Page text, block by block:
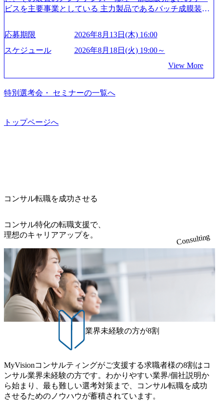
our-vision-production.appspot.com/public/images/20240925204135
_93b1bff3-f71c-4bc9-8bd9-72a8a4826007_1200x554.webp https://
mages/20250502152751_46c65543-87ef-4e86-a85a-8649e1c532f9
_956x512.webp https://storage.googleapis.com/our-vision-producti
on.appspot.com/public/images/20250502152804_ba6aaa1a-9ffc-4f
m/our-vision-production.appspot.com/public/images/202505021528
ング会社で、NRI、NTTDATAと同じく世界のFinTech Ranki
開発、運用保守と言った全工程を行う「一気通貫体制」が
特長 ビジネスへの深い理解を持つコンサルタントが集うXs
報 (https://www.xspear.co.jp/member/)一部抜粋 - 伊勢山 昇吾氏:
広いプロジェクトに従事 - 鈴木健仁氏：新卒でベイカレン
トに入社し最年少ディレクターを経てXspearに参画 - 梶田
威人氏：BCG出身。金融業界における戦略策定、DX戦略立
案、人事組織テーマに強みを持ち、メディア・エンタメ業
界においてはDX戦略立案、NFT等の新規事業立案を得意と
する。 - 藏満 一馬氏：アクセンチュア出身。金融業界を中
心に、DX戦略策定、新規事業立案、組織変革、規制対応等
の幅広いプロジェクトを主導する。 - 天野 善仁氏：19卒Pw
C出身。Xspear最年少シニアマネージャー 社員インタビュー
ページ (https://www.xspear.co.jp/career/interviews/) 戦略だけの
コンサルは終わり──コンサル業界の風雲児に聞く。“これ
から”のコンサルの在り方 (https://www.businessinsider.jp/articl
e/20250205-simplex-xspear/) Xspear Consultingがえるぼし認定
を取得 (https://www.agara.co.jp/article/382811) シンプレクスと
Xspear Consultingが、東京都港区の行政手続き100%デジタル
化を支援 (https://www.afpbb.com/articles/-/3520247) 【未経験
者】 ・年収UPでのオファー ・ワンプールで様々なインダ
ビスを主要事業としている 主力製品であるバッチ成膜装置
世界トップクラスのシェアを有している 技術と対話を通じ
て未来を創造し、社会課題の解決に貢献することを目指し
ている Mission:私たちの技術/私たちの対話 Vision:夢を未来
話 IoT社会の浸透、AIの加速等により半導体需要は世界中で
急伸長しており、それに伴い半導体製造装置の需要も伸長
中 https://storage.googleapis.com/our-vision-production.appspot.co
on-production.appspot.com/public/images/20260224131052_2abe7
cb8-329e-4a45-a8f5-73d9728b2cd7_1200x486.webp https://storag
アドバイザーによる自身のキャリア構築をめざす「キャリ
スタイム制度を実施しており、月単位の決められた労働時
間の範囲内で、出社・退社の時刻を社員の自己裁量に委
ね、ワークライフバランスを図りながら効率的に働くこと
ができる 【休日】 土日祝休みの完全週休2日制 2025年度の
年間休日は125日（GW8日、夏季9日、年末年始9日） 有給
休暇は年間24日（4月1日入社の場合）で、入社日に付与さ
れます。 年次有給休暇の残日数は、翌年度に繰り越すこと
ができます。 慶弔休暇は、事由により取得可能日数は異な
りますが、3～7日の連続休暇を取得できます。 リフレッシ
ュ休暇は、規程で定める勤続年数ごとに、連続5日のリフレ
ッシュ休暇を取得できます。 【育児や子の看護、介護など
の制度】 育児休暇： 対象：小学校1年修了時の3月31日まで
の子を育てるすべての従業員※期間：通算3年間 短時間勤
日2時間15分まで、始業・終業時刻の繰り上げ・繰り下げが
可能 子の看護休暇： 子1人につき5日まで取得でき、1時間
単位で取得することも可能 家族看護休暇： 5日まで取得で
き、1時間単位で取得することも可能 【独身寮、住宅手当制
応募期限
2026年8月13日(木) 16:00
スケジュール
2026年8月18日(火) 19:00～
View More
特別選考会・ セミナーの一覧へ
トップページへ
コンサル転職を成功させる
コンサル特化の転職支援で、
理想のキャリアアップを。
Consulting
業界未経験の方が8割
MyVisionコンサルティングがご支援する求職者様の8割はコ
ンサル業界未経験の方です。わかりやすい業界/個社説明か
ら始まり、最も難しい選考対策まで、コンサル転職を成功
させるためのノウハウが蓄積されています。